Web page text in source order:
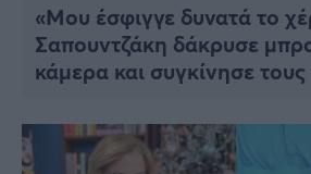
«Μου έσφιγγε δυνατά το
Σαπουντζάκη δάκρυσε
κάμερα και συγκίνησε